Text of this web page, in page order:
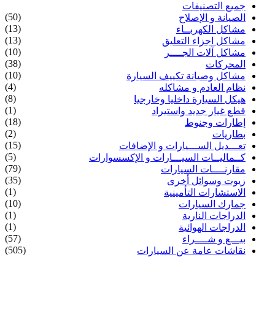
جميع التصنيفات
الصيانة و الإصلاح
(50)
مشاكل الكهربــاء
(13)
مشاكل اجزاء التعليق
(13)
مشاكل آلات الجــــر
(10)
المحركات
(38)
مشاكل وصيانة تكييف السيارة
(10)
نظام العادم و مشاكله
(4)
هيكل السيارة داخليا وخارجيا
(8)
قطع غيار جديد واستيراد
(1)
إطارات وجنوط
(18)
بطاريات
(2)
تعـــديل الســـيارات و الإضافات
(15)
كــماليــات السيـــارات و الإكسسوارات
(5)
مقارنــــات السيارات
(79)
زيوت وسوائل أخرى
(35)
الاستشارات التأمينية
(1)
جمارك السيارات
(10)
الدراجات النارية
(1)
الدراجات الهوائية
(1)
بيـــع و شــــراء
(57)
نقاشات عامة عن السيارات
(505)